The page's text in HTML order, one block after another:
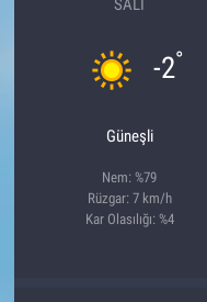
SALI
-2°
Güneşli
Nem: %79
Rüzgar: 7 km/h
Kar Olasılığı: %4